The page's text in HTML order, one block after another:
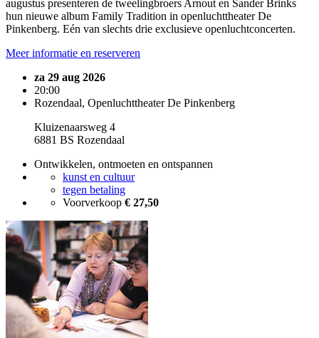
augustus presenteren de tweelingbroers Arnout en Sander Brinks
hun nieuwe album Family Tradition in openluchttheater De
Pinkenberg. Eén van slechts drie exclusieve openluchtconcerten.
Meer informatie en reserveren
za 29 aug 2026
20:00
Rozendaal, Openluchttheater De Pinkenberg
Kluizenaarsweg 4
6881 BS Rozendaal
Ontwikkelen, ontmoeten en ontspannen
kunst en cultuur
tegen betaling
Voorverkoop € 27,50